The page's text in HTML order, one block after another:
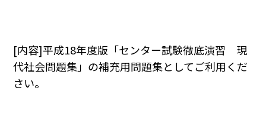
[内容]平成18年度版「センター試験徹底演習 現
代社会問題集」の補充用問題集としてご利用くだ
さい。